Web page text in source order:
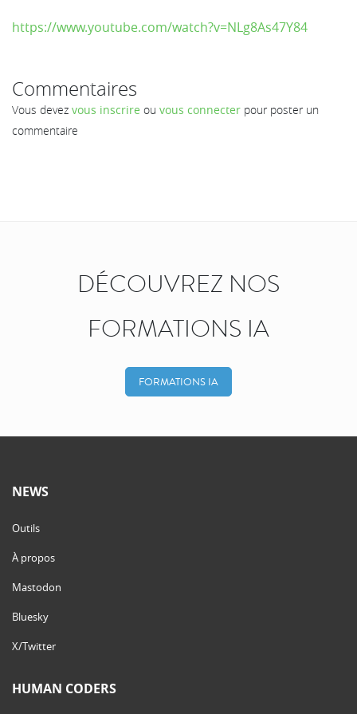
https://www.youtube.com/watch?v=NLg8As47Y84
Commentaires
Vous devez vous inscrire ou vous connecter pour poster un
commentaire
DÉCOUVREZ NOS
FORMATIONS IA
FORMATIONS IA
NEWS
Outils
À propos
Mastodon
Bluesky
X/Twitter
HUMAN CODERS